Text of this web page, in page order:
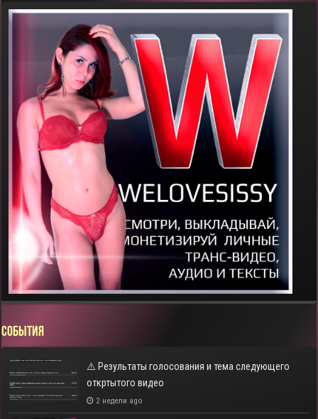
СОБЫТИЯ
⚠️ Результаты голосования и тема следующего
откртытого видео
2 недели ago